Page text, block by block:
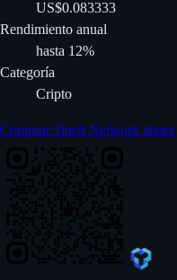
US$0.083333
Rendimiento anual
hasta 12%
Categoría
Cripto
Comprar 1inch Network ahora